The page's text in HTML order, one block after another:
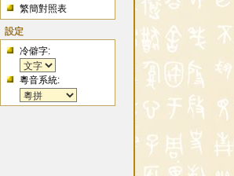
繁簡對照表
設定
冷僻字:
粵音系統: